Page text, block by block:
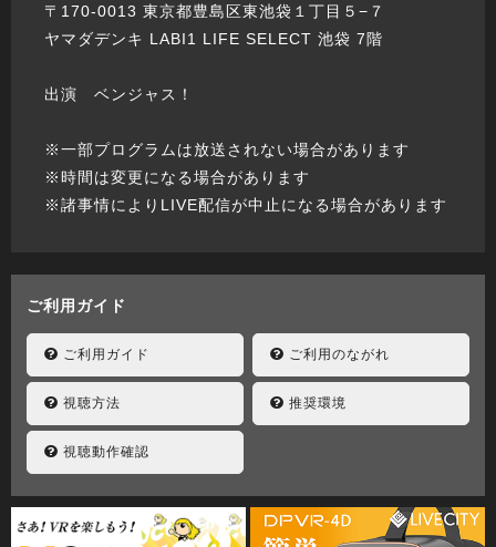
〒170-0013 東京都豊島区東池袋１丁目５−７
ヤマダデンキ LABI1 LIFE SELECT 池袋 7階
出演 ベンジャス！
※一部プログラムは放送されない場合があります
※時間は変更になる場合があります
※諸事情によりLIVE配信が中止になる場合があります
ご利用ガイド
ご利用ガイド ご利用のながれ
視聴方法 推奨環境
視聴動作確認